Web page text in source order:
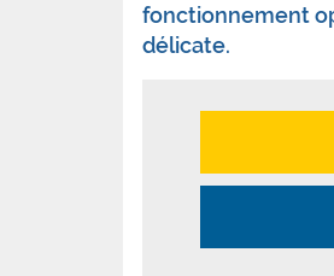
fonctionnement
délicate.